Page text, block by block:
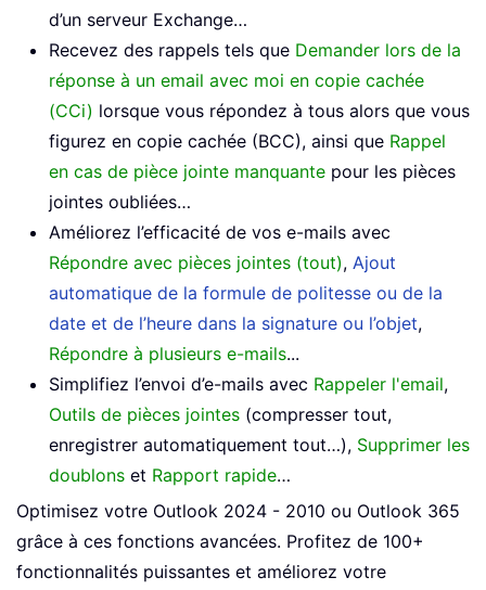
d’un serveur Exchange…
Recevez des rappels tels que Demander lors de la
réponse à un email avec moi en copie cachée
(CCi) lorsque vous répondez à tous alors que vous
figurez en copie cachée (BCC), ainsi que Rappel
en cas de pièce jointe manquante pour les pièces
jointes oubliées…
Améliorez l’efficacité de vos e-mails avec
Répondre avec pièces jointes (tout), Ajout
automatique de la formule de politesse ou de la
date et de l’heure dans la signature ou l’objet,
Répondre à plusieurs e-mails...
Simplifiez l’envoi d’e-mails avec Rappeler l'email,
Outils de pièces jointes (compresser tout,
enregistrer automatiquement tout…), Supprimer les
doublons et Rapport rapide…
Optimisez votre Outlook 2024 - 2010 ou Outlook 365
grâce à ces fonctions avancées. Profitez de 100+
fonctionnalités puissantes et améliorez votre